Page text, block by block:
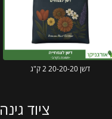
דשן 20-20-20 2 ק"ג
ציוד גינה